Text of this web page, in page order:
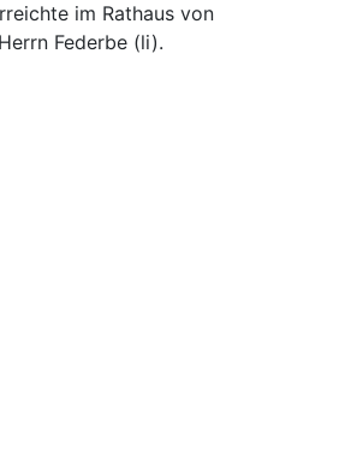
im Rathaus von
Federbe (li).